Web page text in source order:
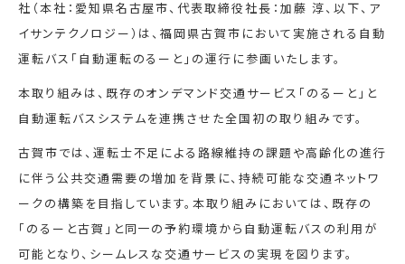
社（本社：愛知県名古屋市、代表取締役社長：加藤 淳、以下、ア
イサンテクノロジー）は、福岡県古賀市において実施される自動
運転バス「自動運転のるーと」の運行に参画いたします。
本取り組みは、既存のオンデマンド交通サービス「のるーと」と
自動運転バスシステムを連携させた全国初の取り組みです。
古賀市では、運転士不足による路線維持の課題や高齢化の進行
に伴う公共交通需要の増加を背景に、持続可能な交通ネットワ
ークの構築を目指しています。本取り組みにおいては、既存の
「のるーと古賀」と同一の予約環境から自動運転バスの利用が
可能となり、シームレスな交通サービスの実現を図ります。